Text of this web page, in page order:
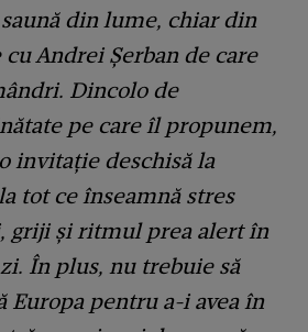
din lume, chiar din
Andrei Șerban de care
Dincolo de
pe care îl propunem,
invitație deschisă la
tot ce înseamnă stres
griji și ritmul prea alert în
În plus, nu trebuie să
Europa pentru a-i avea în